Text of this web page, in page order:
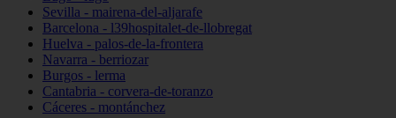
Sevilla - mairena-del-aljarafe
Barcelona - l39hospitalet-de-llobregat
Huelva - palos-de-la-frontera
Navarra - berriozar
Burgos - lerma
Cantabria - corvera-de-toranzo
Cáceres - montánchez